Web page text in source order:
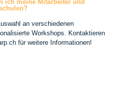
ich meine Mitarbeiter und
an verschiedenen
Workshops. Kontaktieren
für weitere Informationen!